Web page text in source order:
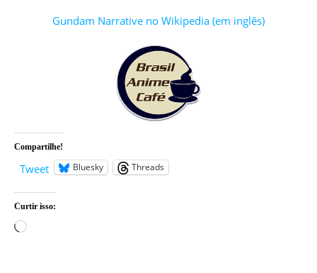
Gundam Narrative no Wikipedia (em inglês)
Compartilhe!
Tweet Bluesky Threads
Curtir isso:
Carregando...